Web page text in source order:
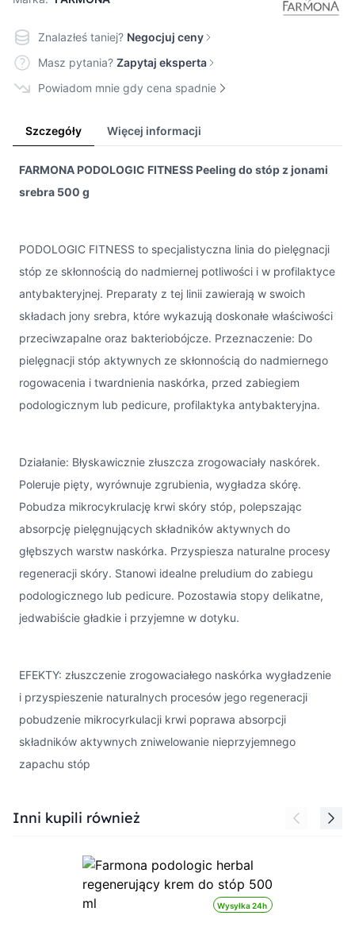
Znalazłeś taniej? Negocjuj ceny
Masz pytania? Zapytaj eksperta
Powiadom mnie gdy cena spadnie
Szczegóły Więcej informacji
FARMONA PODOLOGIC FITNESS Peeling do stóp z jonami
srebra 500 g
PODOLOGIC FITNESS to specjalistyczna linia do pielęgnacji
stóp ze skłonnością do nadmiernej potliwości i w profilaktyce
antybakteryjnej. Preparaty z tej linii zawierają w swoich
składach jony srebra, które wykazują doskonałe właściwości
przeciwzapalne oraz bakteriobójcze. Przeznaczenie: Do
pielęgnacji stóp aktywnych ze skłonnością do nadmiernego
rogowacenia i twardnienia naskórka, przed zabiegiem
podologicznym lub pedicure, profilaktyka antybakteryjna.
Działanie: Błyskawicznie złuszcza zrogowaciały naskórek.
Poleruje pięty, wyrównuje zgrubienia, wygładza skórę.
Pobudza mikrocykrulację krwi skóry stóp, polepszając
absorpcję pielęgnujących składników aktywnych do
głębszych warstw naskórka. Przyspiesza naturalne procesy
regeneracji skóry. Stanowi idealne preludium do zabiegu
podologicznego lub pedicure. Pozostawia stopy delikatne,
jedwabiście gładkie i przyjemne w dotyku.
EFEKTY: złuszczenie zrogowaciałego naskórka wygładzenie
i przyspieszenie naturalnych procesów jego regeneracji
pobudzenie mikrocyrkulacji krwi poprawa absorpcji
składników aktywnych zniwelowanie nieprzyjemnego
zapachu stóp
Press to skip carousel
Inni kupili również
Wysyłka 24h